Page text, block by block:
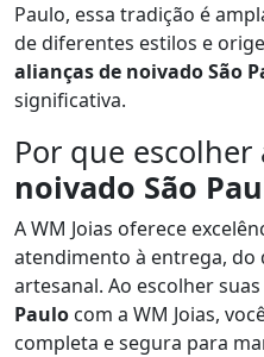
Paulo, essa tradição é
de diferentes estilos e
alianças de noivado São
significativa.
Por que escolher
noivado São
A WM Joias oferece
atendimento à entrega, do
artesanal. Ao escolher suas
Paulo com a WM Joias,
completa e segura para